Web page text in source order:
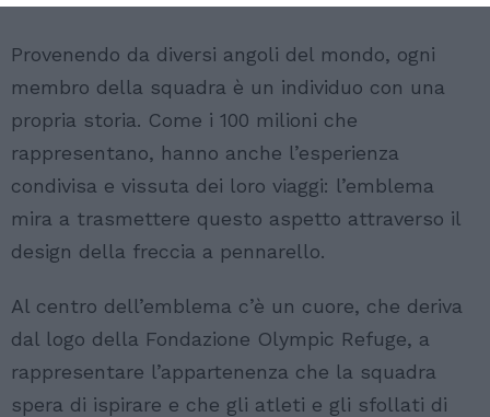
Provenendo da diversi angoli del mondo, ogni
membro della squadra è un individuo con una
propria storia. Come i 100 milioni che
rappresentano, hanno anche l’esperienza
condivisa e vissuta dei loro viaggi: l’emblema
mira a trasmettere questo aspetto attraverso il
design della freccia a pennarello.
Al centro dell’emblema c’è un cuore, che deriva
dal logo della Fondazione Olympic Refuge, a
rappresentare l’appartenenza che la squadra
spera di ispirare e che gli atleti e gli sfollati di